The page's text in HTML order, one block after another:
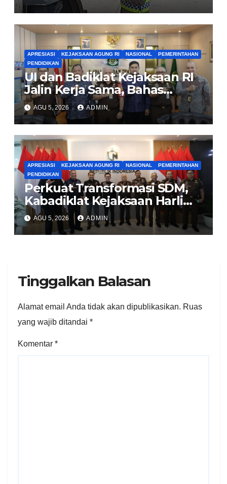
APRESIASI KEJAKSAAN AGUNG RI NASIONAL
PEMERINTAHAN
PENDIDIKAN
UI dan Badiklat Kejaksaan RI
Jalin Kerja Sama, Bahas
Pembentukan Pusat Studi
Kajian Kejaksaan
AGU 5, 2026 ADMIN
APRESIASI KEJAKSAAN AGUNG RI NASIONAL
PEMERINTAHAN
PENDIDIKAN
Perkuat Transformasi SDM,
Kabadiklat Kejaksaan Harli
Siregar Jalin Sinergi dengan
LAN RI
AGU 5, 2026 ADMIN
Tinggalkan Balasan
Alamat email Anda tidak akan dipublikasikan. Ruas
yang wajib ditandai *
Komentar *